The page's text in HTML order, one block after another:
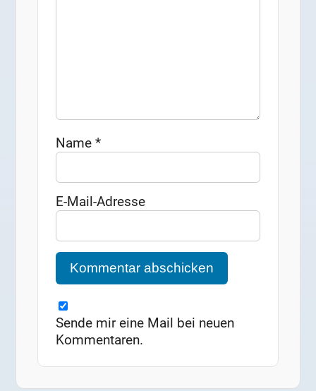
Name*
E-Mail-Adresse
Sende mir eine Mail bei neuen
Kommentaren.